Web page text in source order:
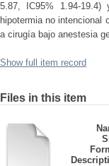
5.87, IC95% 1.94-
hipotermia no intencional
a cirugía bajo anestesia
Show full item record
Files in this item